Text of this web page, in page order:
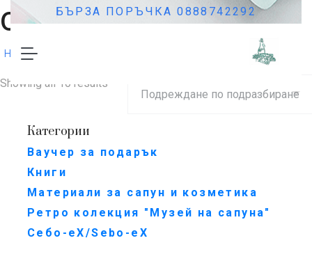
БЪРЗА ПОРЪЧКА 0888742292
скраб
Начало
Showing all 10 results
Категории
Ваучер за подарък
Книги
Материали за сапун и козметика
Ретро колекция "Музей на сапуна"
Себо-еХ/Sebo-eX